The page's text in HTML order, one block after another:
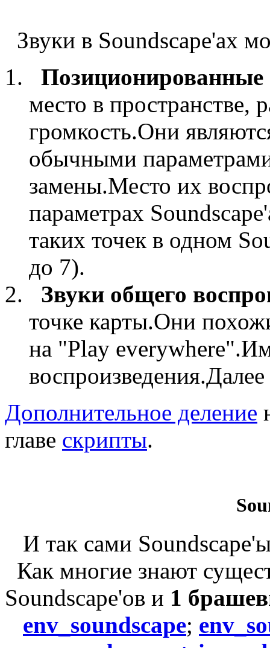
Звуки в Soundscape'ах
Позиционированные
место в пространстве,
громкость.Они
обычными
замены.Место их
параметрах
таких точек в одном
до 7).
Звуки общего
точке карты.Они
на "Play
Дополнительное деление
главе скрипты.
И так сами
Как многие знают
Soundscape'ов и 1
env_soundscape;